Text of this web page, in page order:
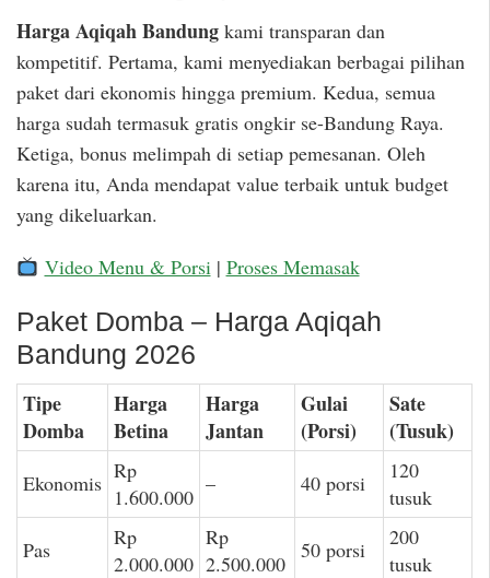
Harga Aqiqah Bandung kami transparan dan
kompetitif. Pertama, kami menyediakan berbagai pilihan
paket dari ekonomis hingga premium. Kedua, semua
harga sudah termasuk gratis ongkir se-Bandung Raya.
Ketiga, bonus melimpah di setiap pemesanan. Oleh
karena itu, Anda mendapat value terbaik untuk budget
yang dikeluarkan.
Video Menu & Porsi| Proses Memasak
Paket Domba – Harga Aqiqah
Bandung 2026
Tipe
Domba
Harga
Betina
Harga
Jantan
Gulai
(Porsi)
Sate
(Tusuk)
Ekonomis Rp
1.600.000
– 40 porsi
120
tusuk
Pas
Rp
2.000.000
Rp
2.500.000
50 porsi
200
tusuk